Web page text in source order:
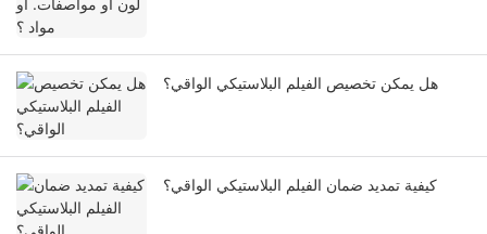
هل يمكن تخصيص الفيلم البلاستيكي الواقي؟
كيفية تمديد ضمان الفيلم البلاستيكي الواقي؟